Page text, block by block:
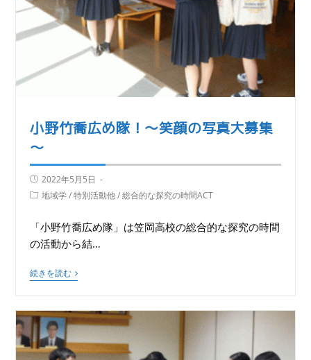
小野竹喬広め隊！～笑顔の写真大募集
～
2022年5月5日
地域学 / 特別活動他 / 総合的な探究の時間ACT
「小野竹喬広め隊」は笠岡高校の総合的な探究の時間
の活動から結…
続きを読む